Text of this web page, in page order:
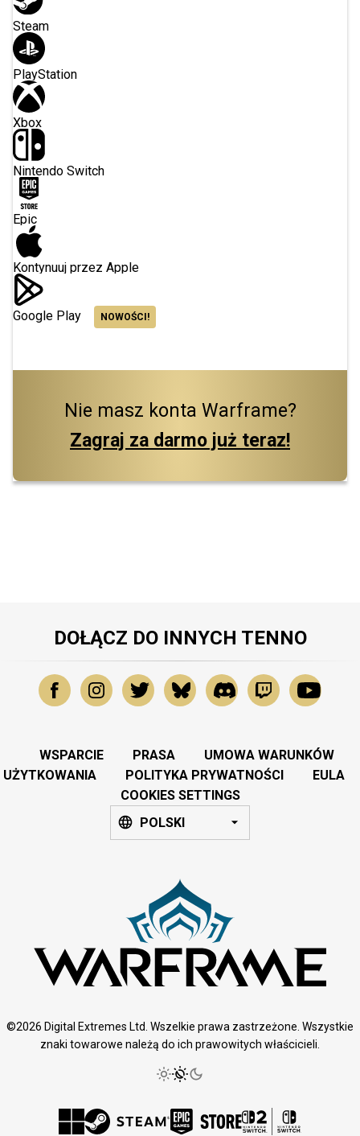
Steam
PlayStation
Xbox
Nintendo Switch
Epic
Kontynuuj przez Apple
Google Play NOWOŚCI!
Nie masz konta Warframe?
Zagraj za darmo już teraz!
DOŁĄCZ DO INNYCH TENNO
WSPARCIE PRASA
UMOWA WARUNKÓW
UŻYTKOWANIA
POLITYKA PRYWATNOŚCI
EULA
COOKIES SETTINGS
POLSKI
©2026 Digital Extremes Ltd. Wszelkie prawa zastrzeżone. Wszystkie
znaki towarowe należą do ich prawowitych właścicieli.